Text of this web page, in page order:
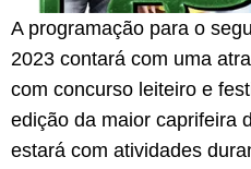
A programação para o
2023 contará com uma
com concurso leiteiro e
edição da maior caprifeira
estará com atividades